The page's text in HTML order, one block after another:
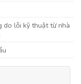
do lỗi kỹ thuật từ nhà